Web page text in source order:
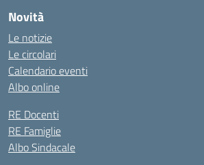
Novità
Le notizie
Le circolari
Calendario eventi
Albo online
RE Docenti
RE Famiglie
Albo Sindacale